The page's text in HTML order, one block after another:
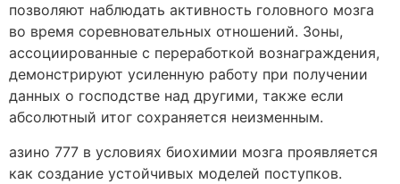
позволяют наблюдать активность головного мозга
во время соревновательных отношений. Зоны,
ассоциированные с переработкой вознаграждения,
демонстрируют усиленную работу при получении
данных о господстве над другими, также если
абсолютный итог сохраняется неизменным.
азино 777 в условиях биохимии мозга проявляется
как создание устойчивых моделей поступков.